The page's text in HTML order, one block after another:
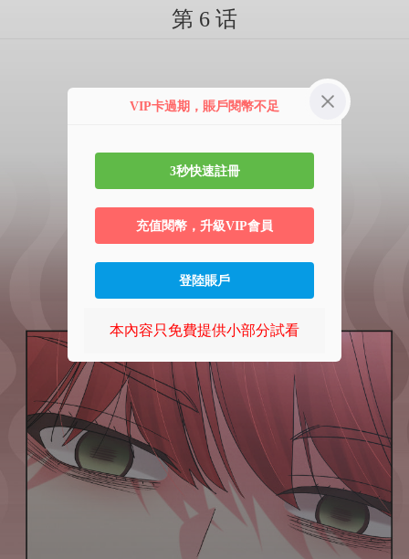
第 6 话
VIP卡過期，賬戶閱幣不足
3秒快速註冊
充值閱幣，升級VIP會員
登陸賬戶
本內容只免費提供小部分試看